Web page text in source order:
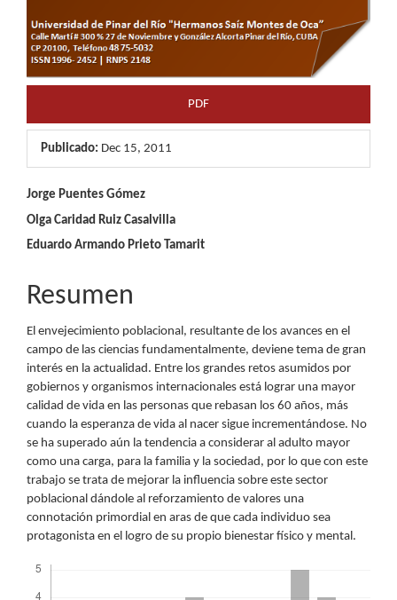
PDF
Publicado: Dec 15, 2011
Contenido
principal
artículo
Jorge Puentes Gómez
Olga Caridad Ruiz Casalvilla
Eduardo Armando Prieto Tamarit
Resumen
El envejecimiento poblacional, resultante de los avances en el
campo de las ciencias fundamentalmente, deviene tema de gran
interés en la actualidad. Entre los grandes retos asumidos por
gobiernos y organismos internacionales está lograr una mayor
calidad de vida en las personas que rebasan los 60 años, más
cuando la esperanza de vida al nacer sigue incrementándose. No
se ha superado aún la tendencia a considerar al adulto mayor
como una carga, para la familia y la sociedad, por lo que con este
trabajo se trata de mejorar la influencia sobre este sector
poblacional dándole al reforzamiento de valores una
connotación primordial en aras de que cada individuo sea
protagonista en el logro de su propio bienestar físico y mental.